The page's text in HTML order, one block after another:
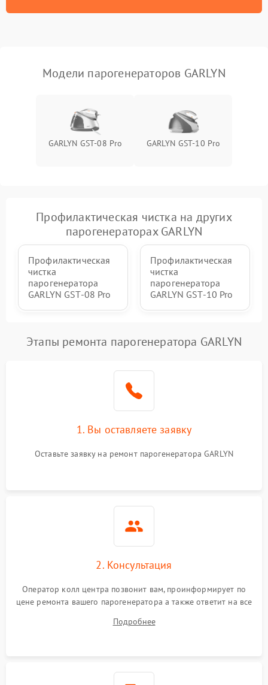
Не подает пар 1800 ₽ Подробнее →
Модели парогенераторов GARLYN
GARLYN GST-08 Pro GARLYN GST-10 Pro
Профилактическая чистка на других
парогенераторах GARLYN
Профилактическая
чистка
парогенератора
GARLYN GST-08 Pro
Профилактическая
чистка
парогенератора
GARLYN GST-10 Pro
Этапы ремонта парогенератора GARLYN
1. Вы оставляете заявку
Оставьте заявку на ремонт парогенератора GARLYN
2. Консультация
Оператор колл центра позвонит вам, проинформирует по
цене ремонта вашего парогенератора а также ответит на все
Подробнее